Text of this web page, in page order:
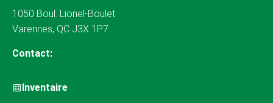
1050 Boul. Lionel-Boulet
Varennes, QC J3X 1P7
Contact:
Inventaire